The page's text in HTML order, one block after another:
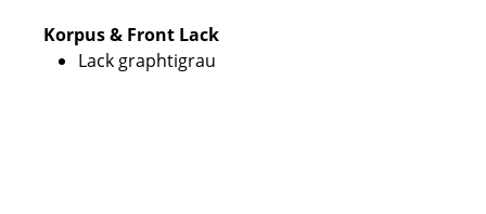
Korpus & Front Lack
Lack graphtigrau